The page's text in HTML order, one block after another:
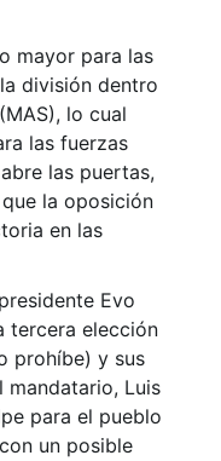
mayor para las
división dentro
lo cual
las fuerzas
las puertas,
la oposición
en las
Evo
tercera elección
prohíbe) y sus
Luis
para el pueblo
un posible